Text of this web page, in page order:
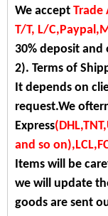
We accept Trade
T/T, L/
30% deposit
2). Terms of
It depends on
request.We
Express
and so
Items will be
we will update
goods are sent